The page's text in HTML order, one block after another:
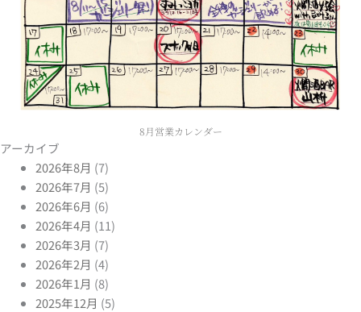
8月営業カレンダー
アーカイブ
2026年8月 (7)
2026年7月 (5)
2026年6月 (6)
2026年4月 (11)
2026年3月 (7)
2026年2月 (4)
2026年1月 (8)
2025年12月 (5)